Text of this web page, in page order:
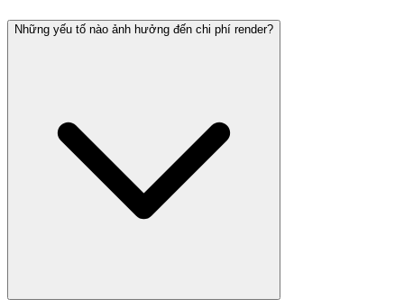
Những yếu tố nào ảnh hưởng đến chi phí render?